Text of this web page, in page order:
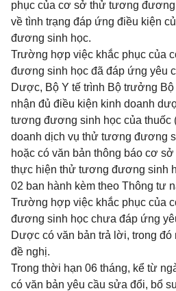
phục của cơ sở thử tương đương
về tình trạng đáp ứng điều kiện
đương sinh học.
Trường hợp việc khắc phục của
đương sinh học đã đáp ứng yêu
Dược, Bộ Y tế trình Bộ trưởng
nhận đủ điều kiện kinh doanh
tương đương sinh học của thuốc
doanh dịch vụ thử tương đương
hoặc có văn bản thông báo cơ
thực hiện thử tương đương sinh
02 ban hành kèm theo Thông tư
Trường hợp việc khắc phục của
đương sinh học chưa đáp ứng
Dược có văn bản trả lời, trong
đề nghị.
Trong thời hạn 06 tháng, kể từ
có văn bản yêu cầu sửa đổi, bổ